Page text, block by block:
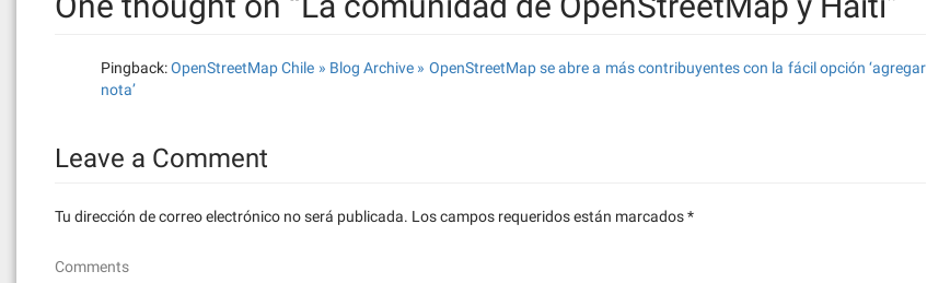
Pingback:OpenStreetMap Chile » Blog Archive » OpenStreetMap se abre a más contribuyentes con la fácil opción ‘agregar
nota’
Leave a Comment
Tu dirección de correo electrónico no será publicada. Los campos requeridos están marcados*
Comments